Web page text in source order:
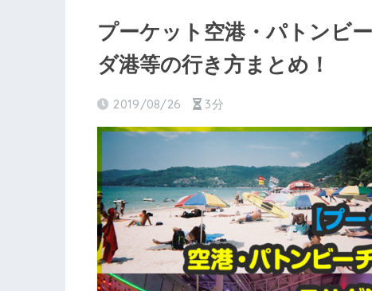
プーケット空港・パトンビ
ダ港等の行き方まとめ！
2019/08/26 3分